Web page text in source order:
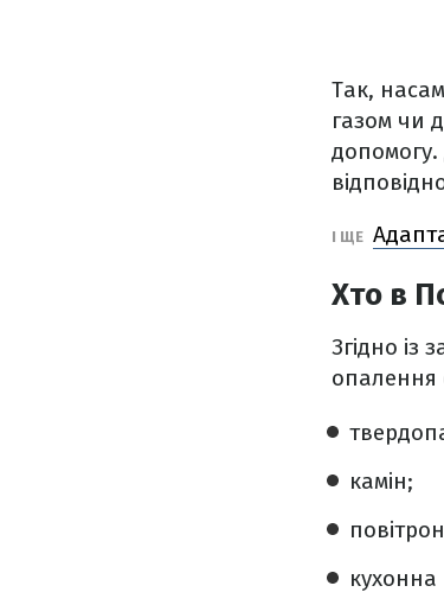
Так,
газом чи
допомогу.
І ЩЕ
Хто в
Згідно
опалення
камін;